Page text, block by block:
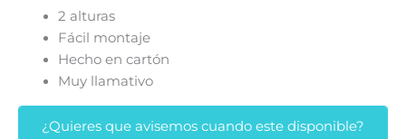
2 alturas
Fácil montaje
Hecho en cartón
Muy llamativo
¿Quieres que avisemos cuando este disponible?